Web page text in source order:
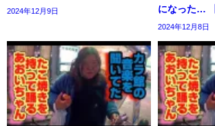
2024年12月9日
になった…
2024年12月8日